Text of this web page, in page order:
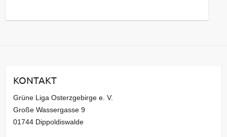
a
v
KONTAKT
Grüne Liga Osterzgebirge e. V.
Große Wassergasse 9
01744 Dippoldiswalde